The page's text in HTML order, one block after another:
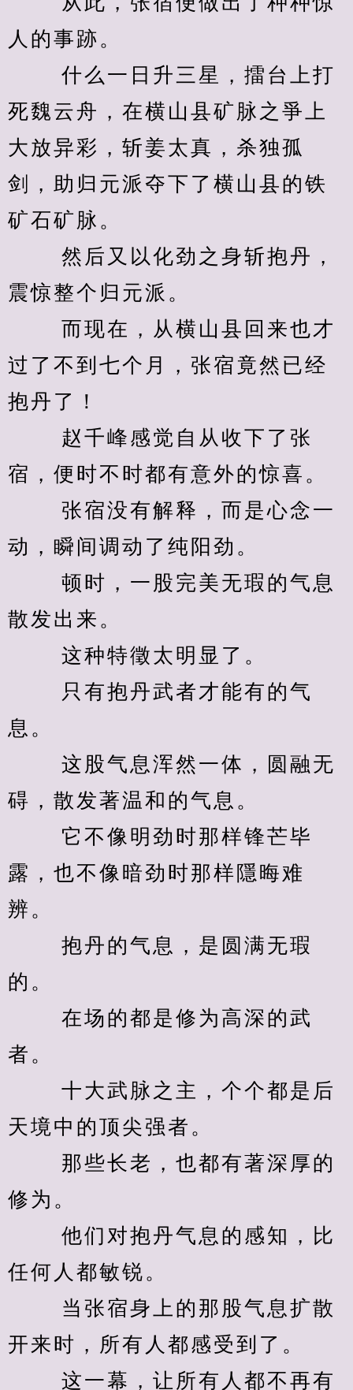
人的事跡。
什么一日升三星，擂台上打
死魏云舟，在横山县矿脉之爭上
大放异彩，斩姜太真，杀独孤
剑，助归元派夺下了横山县的铁
矿石矿脉。
然后又以化劲之身斩抱丹，
震惊整个归元派。
而现在，从横山县回来也才
过了不到七个月，张宿竟然已经
抱丹了！
赵千峰感觉自从收下了张
宿，便时不时都有意外的惊喜。
张宿没有解释，而是心念一
动，瞬间调动了纯阳劲。
顿时，一股完美无瑕的气息
散发出来。
这种特徵太明显了。
只有抱丹武者才能有的气
息。
这股气息浑然一体，圆融无
碍，散发著温和的气息。
它不像明劲时那样锋芒毕
露，也不像暗劲时那样隱晦难
辨。
抱丹的气息，是圆满无瑕
的。
在场的都是修为高深的武
者。
十大武脉之主，个个都是后
天境中的顶尖强者。
那些长老，也都有著深厚的
修为。
他们对抱丹气息的感知，比
任何人都敏锐。
当张宿身上的那股气息扩散
开来时，所有人都感受到了。
这一幕，让所有人都不再有